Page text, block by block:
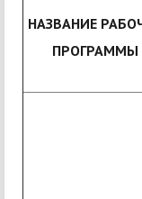
НАЗВАНИЕ
ПРОГРАММЫ